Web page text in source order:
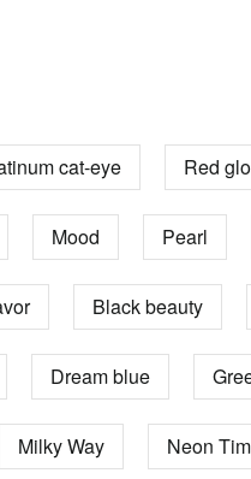
cat-eye Red
Mood Pearl
Black beauty
Dream blue
Milky Way Neon